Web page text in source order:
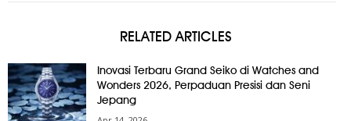
RELATED ARTICLES
Inovasi Terbaru Grand Seiko di Watches and
Wonders 2026, Perpaduan Presisi dan Seni
Jepang